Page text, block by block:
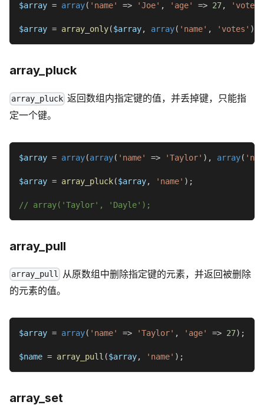
$array = array( 'name' => 'Joe' , 'age' => 27, 'votes'
$array = array_only($array, array( 'name' , 'votes' )
array_pluck
array_pluck 返回数组内指定键的值，并丢掉键，只能指
定一个键。
$array = array(array( 'name' => 'Taylor' ) , array(
$array = array_pluck($array, 'name' ) ;
// array('Taylor', 'Dayle');
array_pull
array_pull
从原数组中删除指定键的元素，并返回被删除
的元素的值。
$array = array( 'name' => 'Taylor' , 'age' => 27) ;
$name = array_pull ($array, 'name' ) ;
array_set